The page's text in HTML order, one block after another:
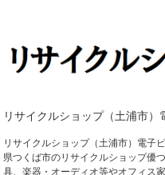
リサイクルショップ（土浦市）
リサイクルショップ（土浦市）電
県つくば市のリサイクルショップ優
具、楽器・オーディオ等やオフィス